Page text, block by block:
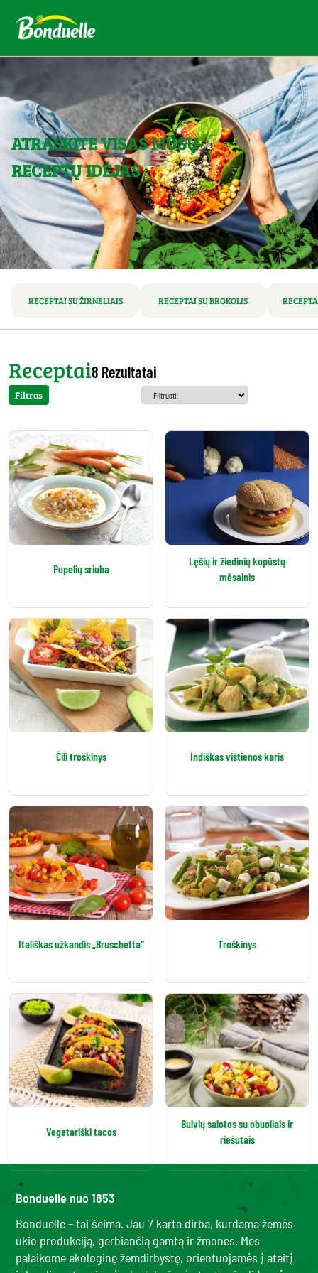
ATRASKITE VISAS MŪSŲ
RECEPTŲ IDĖJAS
RECEPTAI SU ŽIRNELIAIS RECEPTAI SU BROKOLIS
Receptai8 Rezultatai
Filtras
Pupelių sriuba
Lęšių ir žiedinių kopūstų
mėsainis
Čili troškinys Indiškas vištienos karis
Itališkas užkandis „Bruschetta“ Troškinys
Vegetariški tacos
Bulvių salotos su obuoliais ir
riešutais
Bonduelle nuo 1853
Bonduelle – tai šeima. Jau 7 karta dirba, kurdama žemės
ūkio produkciją, gerbiančią gamtą ir žmones. Mes
palaikome ekologinę žemdirbystę, orientuojamės į ateitį